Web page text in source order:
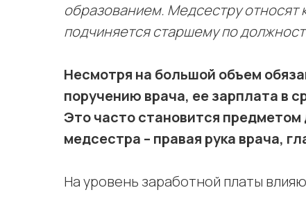
образованием. Медсестру
подчиняется старшему по
Несмотря на большой объем
поручению врача, ее зарплата в
Это часто становится предметом
медсестра – правая рука врача,
На уровень заработной платы